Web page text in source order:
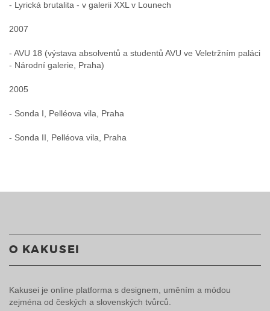
- Lyrická brutalita - v galerii XXL v Lounech
2007
- AVU 18 (výstava absolventů a studentů AVU ve Veletržním paláci
- Národní galerie, Praha)
2005
- Sonda I, Pelléova vila, Praha
- Sonda II, Pelléova vila, Praha
O KAKUSEI
Kakusei je online platforma s designem, uměním a módou
zejména od českých a slovenských tvůrců.